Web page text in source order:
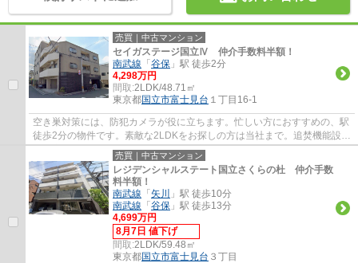
売買｜中古マンション
セイガステージ国立Ⅳ 仲介手数料半額！
南武線 「 谷保 」駅 徒歩2分
4,298万円
間取:2LDK/48.71㎡
東京都国立市富士見台 １丁目16-1
空き巣対策には、防犯カメラが役に立ちます。忙しい方におすすめの、駅
徒歩2分の物件です。素敵な2LDKをお探しの方は当社まで。追焚機能設置
の浴室なので翌日の入浴にも利便性が高いで...
売買｜中古マンション
レジデンシャルステート国立さくらの杜 仲介手数
料半額！
南武線 「 矢川
」駅 徒歩10分
南武線 「 谷保 」駅 徒歩13分
4,699万円
8月7日 値下げ
間取:2LDK/59.48㎡
東京都国立市富士見台 ３丁目